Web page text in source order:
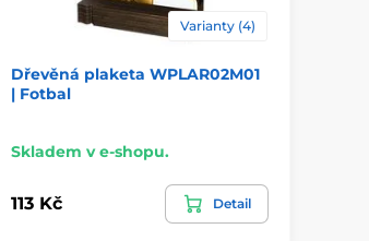
Varianty (4)
Dřevěná plaketa WPLAR02M01
| Fotbal
Skladem v e-shopu.
113 Kč Detail